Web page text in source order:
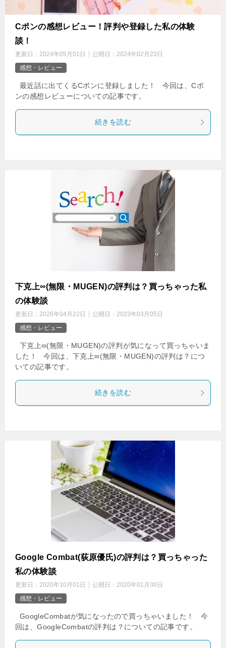
Cポンの感想レビュー！評判や登録した私の体験
談！
更新日： 2024年05月01日 公開日： 2024年02月23日
感想・レビュー
最近話に出てくるCポンに登録しました！ 今回は、Cポ
ンの感想レビューについての記事です。
続きを読む
下克上∞(無限・MUGEN)の評判は？買っちゃった私
の体験談
更新日： 2026年04月22日 公開日： 2023年03月05日
感想・レビュー
下克上∞(無限・MUGEN)の評判が気になって買っちゃいま
した！ 今回は、下克上∞(無限・MUGEN)の評判は？につ
いての記事です。
続きを読む
Google Combat(荻原優氏)の評判は？買っちゃった
私の体験談
更新日： 2020年10月01日 公開日： 2020年01月30日
感想・レビュー
GoogleCombatが気になったので買っちゃいました！ 今
回は、GoogleCombatの評判は？についての記事です。